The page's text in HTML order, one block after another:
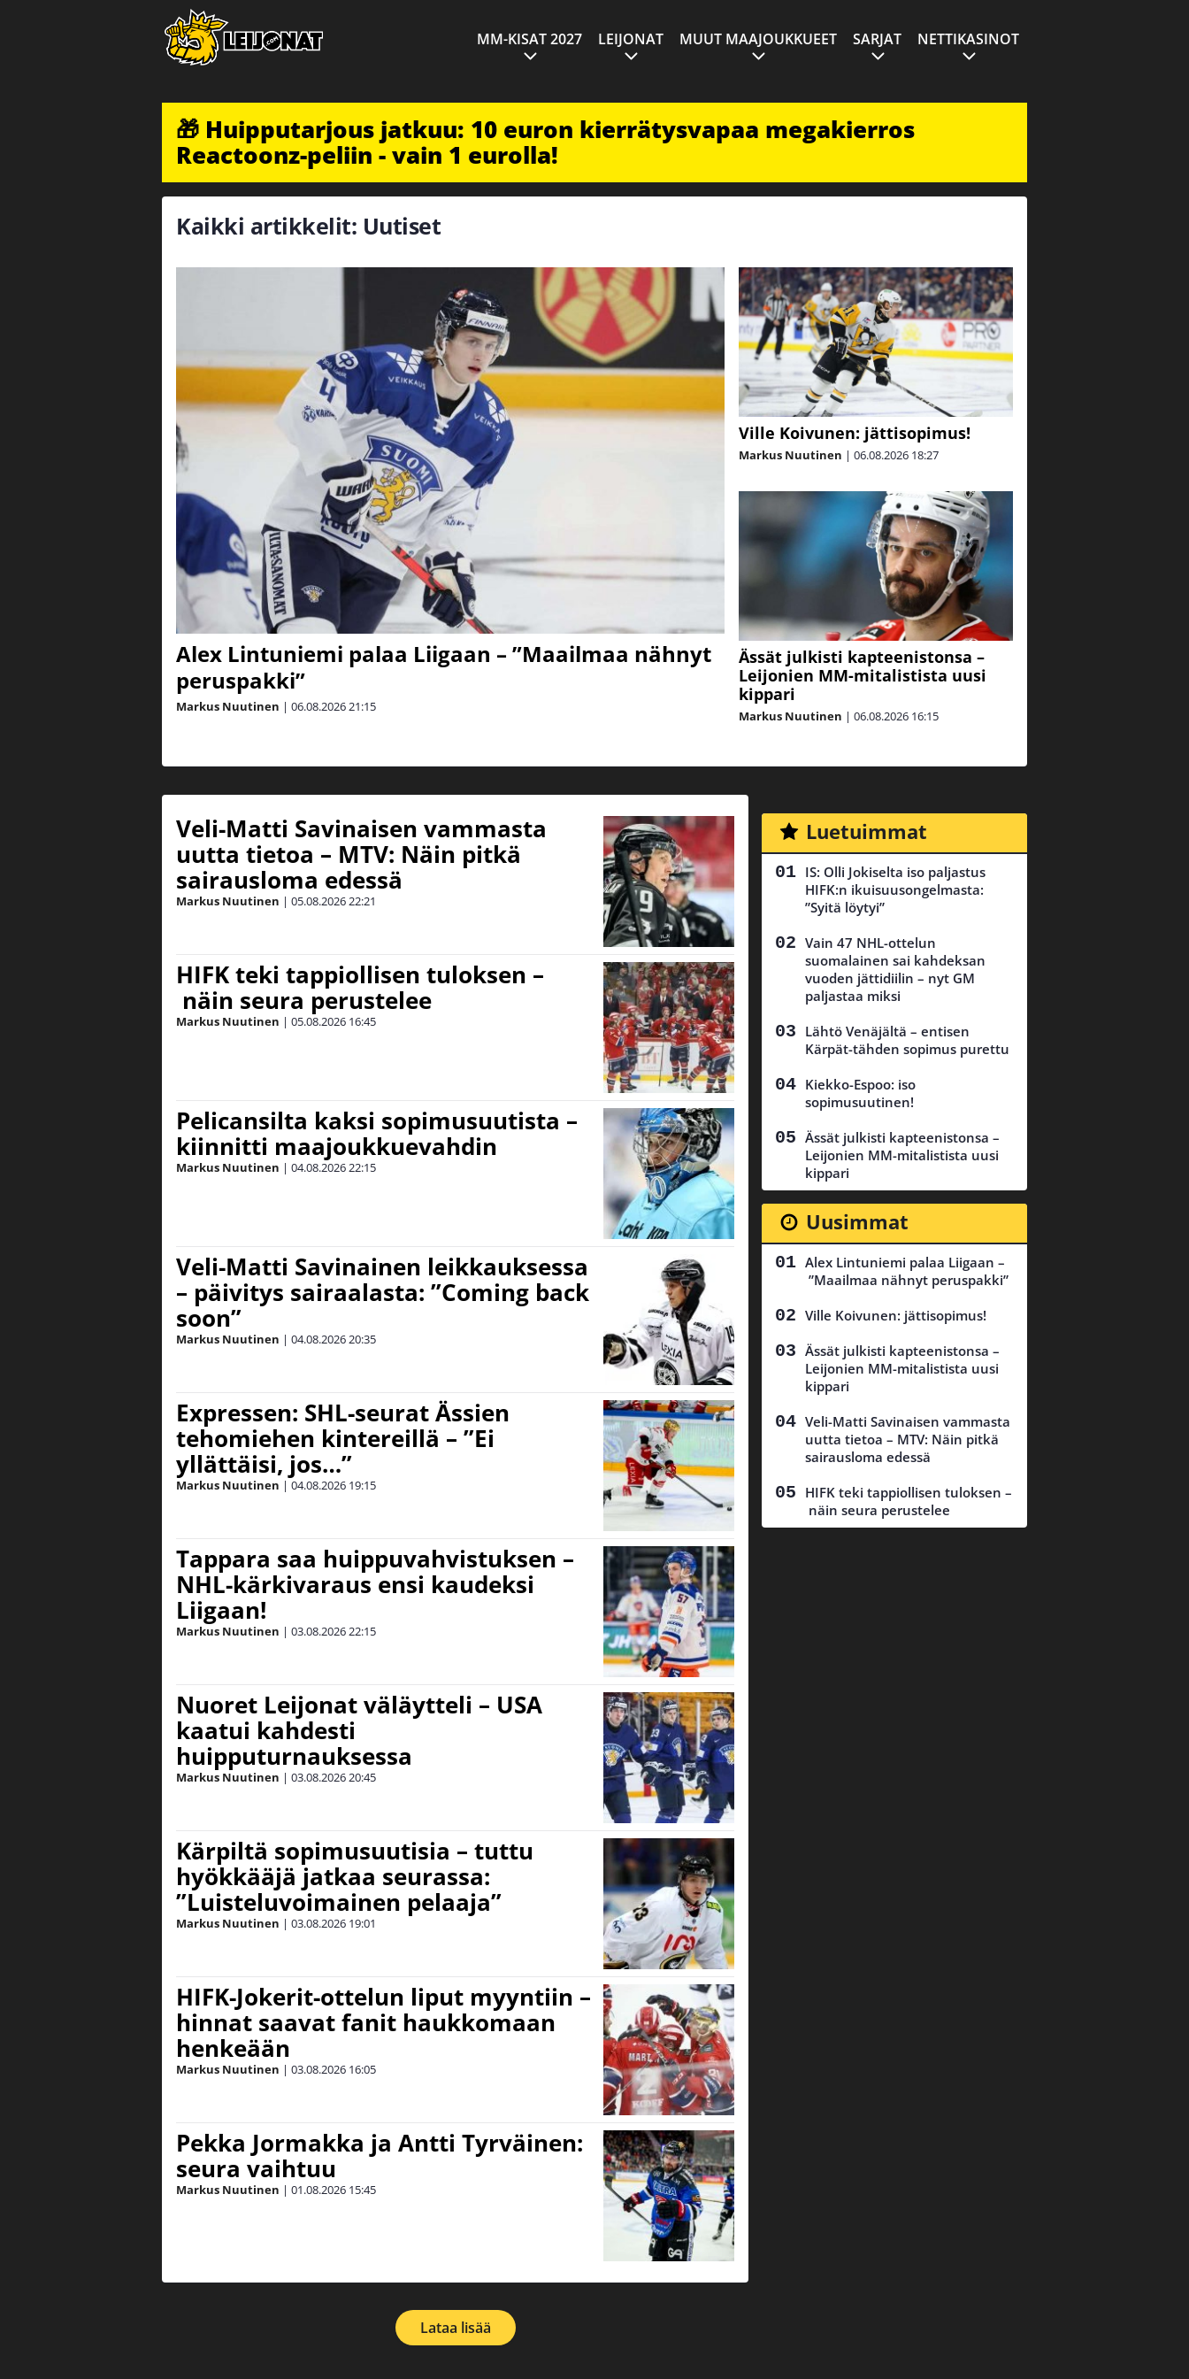
MM-KISAT 2027 LEIJONAT MUUT MAAJOUKKUEET SARJAT NETTIKASINOT
🎁 Huipputarjous jatkuu: 10 euron kierrätysvapaa megakierros
Reactoonz-peliin - vain 1 eurolla!
Kaikki artikkelit: Uutiset
Alex Lintuniemi palaa Liigaan – ”Maailmaa nähnyt
peruspakki”
Markus Nuutinen | 06.08.202621:15
Ville Koivunen: jättisopimus!
Markus Nuutinen | 06.08.2026 18:27
Ässät julkisti kapteenistonsa –
Leijonien MM-mitalistista uusi
kippari
Markus Nuutinen | 06.08.2026 16:15
Veli-Matti Savinaisen vammasta
uutta tietoa – MTV: Näin pitkä
sairausloma edessä
Markus Nuutinen | 05.08.202622:21
HIFK teki tappiollisen tuloksen –
näin seura perustelee
Markus Nuutinen | 05.08.2026 16:45
Pelicansilta kaksi sopimusuutista –
kiinnitti maajoukkuevahdin
Markus Nuutinen | 04.08.202622:15
Veli-Matti Savinainen leikkauksessa
– päivitys sairaalasta: ”Coming back
soon”
Markus Nuutinen | 04.08.202620:35
Expressen: SHL-seurat Ässien
tehomiehen kintereillä – ”Ei
yllättäisi, jos…”
Markus Nuutinen | 04.08.2026 19:15
Tappara saa huippuvahvistuksen –
NHL-kärkivaraus ensi kaudeksi
Liigaan!
Markus Nuutinen | 03.08.202622:15
Nuoret Leijonat väläytteli – USA
kaatui kahdesti
huipputurnauksessa
Markus Nuutinen | 03.08.202620:45
Kärpiltä sopimusuutisia – tuttu
hyökkääjä jatkaa seurassa:
”Luisteluvoimainen pelaaja”
Markus Nuutinen | 03.08.2026 19:01
HIFK-Jokerit-ottelun liput myyntiin –
hinnat saavat fanit haukkomaan
henkeään
Markus Nuutinen | 03.08.2026 16:05
Pekka Jormakka ja Antti Tyrväinen:
seura vaihtuu
Markus Nuutinen | 01.08.2026 15:45
Lataa lisää
Luetuimmat
IS: Olli Jokiselta iso paljastus
HIFK:n ikuisuusongelmasta:
”Syitä löytyi”
Vain 47 NHL-ottelun
suomalainen sai kahdeksan
vuoden jättidiilin – nyt GM
paljastaa miksi
Lähtö Venäjältä – entisen
Kärpät-tähden sopimus purettu
Kiekko-Espoo: iso
sopimusuutinen!
Ässät julkisti kapteenistonsa –
Leijonien MM-mitalistista uusi
kippari
Uusimmat
Alex Lintuniemi palaa Liigaan –
”Maailmaa nähnyt peruspakki”
Ville Koivunen: jättisopimus!
Ässät julkisti kapteenistonsa –
Leijonien MM-mitalistista uusi
kippari
Veli-Matti Savinaisen vammasta
uutta tietoa – MTV: Näin pitkä
sairausloma edessä
HIFK teki tappiollisen tuloksen –
näin seura perustelee